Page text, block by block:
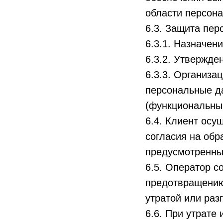
области
6.3. Защита
6.3.1.
6.3.2.
6.3.3.
персональные
6.4. Клиент
согласия на
6.5. Оператор
утратой или
6.6. При утрате